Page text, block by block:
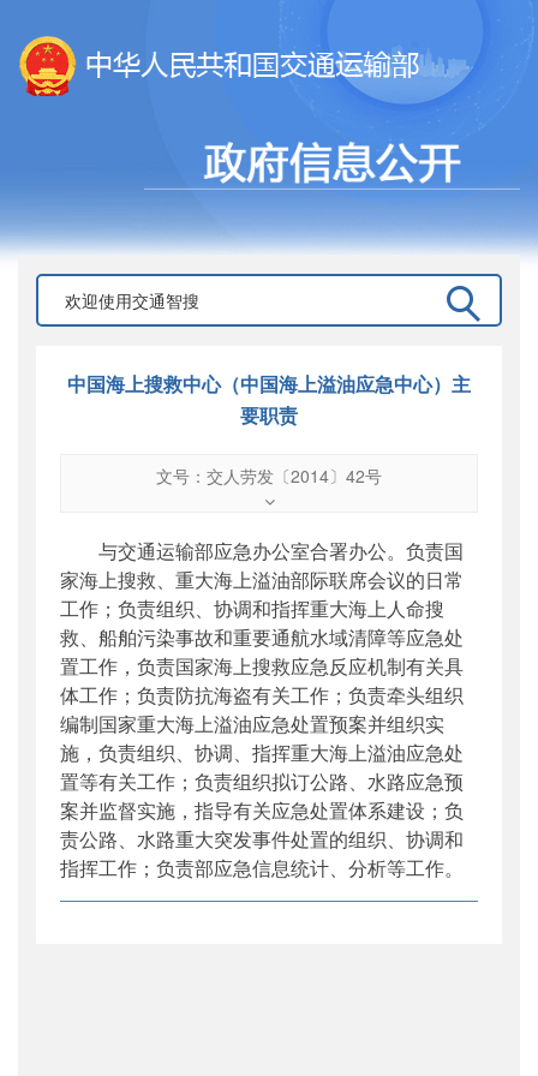
中国海上搜救中心（中国海上溢油应急中心）主
要职责
文号：交人劳发〔2014〕42号
交人劳发〔2014〕42号
公开日期：2014年02月11日
主题词 ：
职责
机构分类：中国海上搜救中心
主题分类：机构信息
公文类型：部文件
与交通运输部应急办公室合署办公。负责国
家海上搜救、重大海上溢油部际联席会议的日常
工作；负责组织、协调和指挥重大海上人命搜
救、船舶污染事故和重要通航水域清障等应急处
置工作，负责国家海上搜救应急反应机制有关具
体工作；负责防抗海盗有关工作；负责牵头组织
编制国家重大海上溢油应急处置预案并组织实
施，负责组织、协调、指挥重大海上溢油应急处
置等有关工作；负责组织拟订公路、水路应急预
案并监督实施，指导有关应急处置体系建设；负
责公路、水路重大突发事件处置的组织、协调和
指挥工作；负责部应急信息统计、分析等工作。